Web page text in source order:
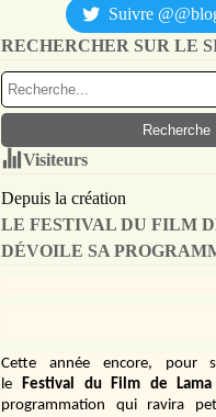
Suivre
RECHERCHER SUR LE
Visiteurs
Depuis la création
LE FESTIVAL DU FILM
DÉVOILE SA
Cette année encore, pour
le Festival du Film de Lama
programmation qui ravira